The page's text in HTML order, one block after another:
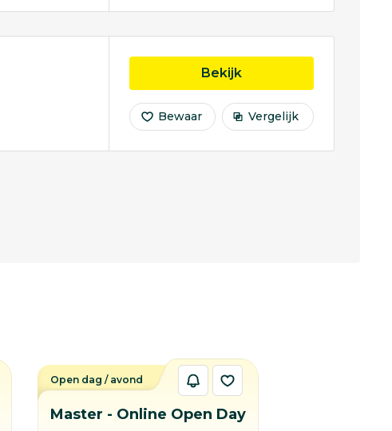
Bekijkopleiding Philosophy
Bewaar Vergelijk
Master - Online Open Day
Open dag / avond